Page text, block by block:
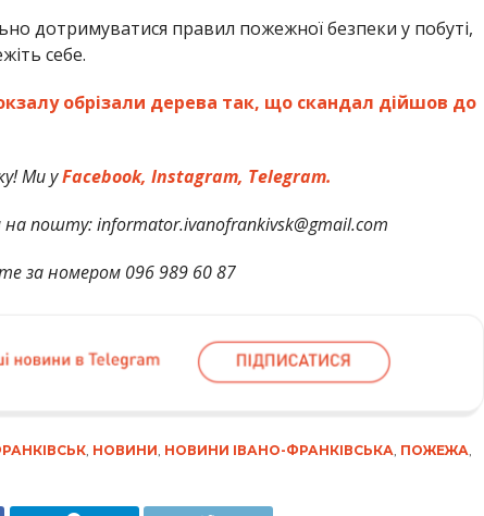
дотримуватися правил пожежної безпеки у побуті,
себе.
обрізали дерева так, що скандал дійшов до
Ми уFacebook, Instagram, Telegram.
пошту: informator.ivanofrankivsk@gmail.com
за номером 096 989 60 87
, НОВИНИ, НОВИНИ ІВАНО-ФРАНКІВСЬКА, ПОЖЕЖА,